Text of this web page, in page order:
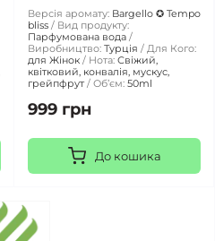
Версія аромату: Bargello ✪ Tempo
bliss
Вид продукту:
Парфумована вода
Виробництво: Турція
Для Кого:
для Жінок
Нота: Свіжий,
квітковий, конвалія, мускус,
грейпфрут
Обʼєм: 50ml
999 грн
До кошика